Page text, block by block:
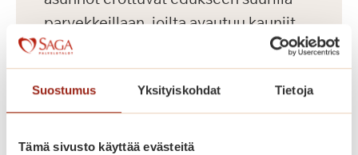
Suostumus Yksityiskohdat Tietoja
Tämä sivusto käyttää evästeitä
parvekkeillaan, joilta avautuu kauniit
näkymät Koneenpuistoon. Lisäksi
talossa on muun muassa jalkahoitajan
tilat, saunaosasto ja pyykkitupa.